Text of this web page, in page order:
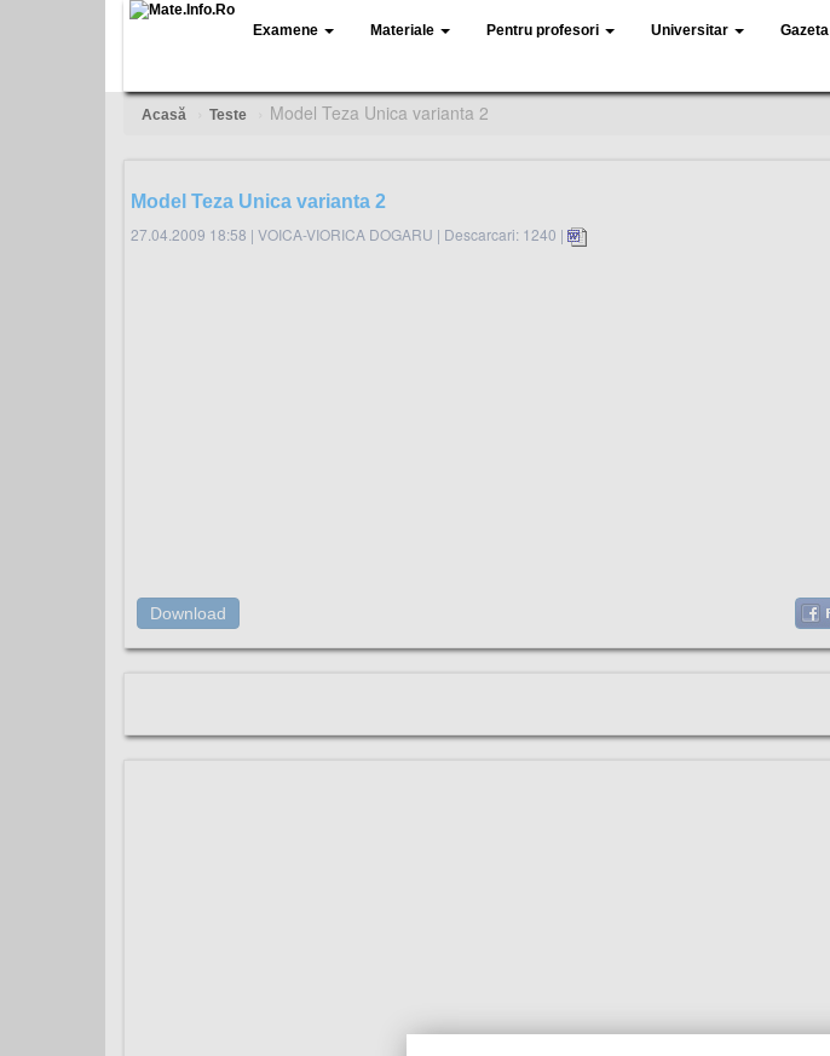
Examene Materiale Pentru profesori Universitar Gazeta
Acasă Teste Model Teza Unica varianta 2
Model Teza Unica varianta 2
27.04.2009 18:58 | VOICA-VIORICA DOGARU | Descarcari: 1240 |
Download